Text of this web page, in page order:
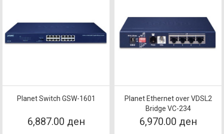
Planet Switch GSW-1601
6,887.00 ден
Planet Ethernet over VDSL2
Bridge VC-234
6,970.00 ден